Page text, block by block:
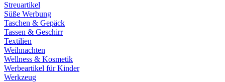
Streuartikel
Süße Werbung
Taschen & Gepäck
Tassen & Geschirr
Textilien
Weihnachten
Wellness & Kosmetik
Werbeartikel für Kinder
Werkzeug